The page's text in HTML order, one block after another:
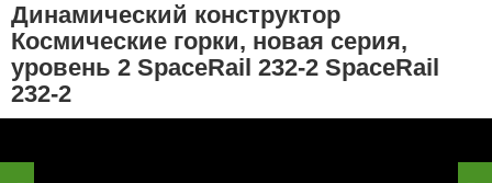
Динамический конструктор
Космические горки, новая серия,
уровень 2 SpaceRail 232-2 SpaceRail
232-2